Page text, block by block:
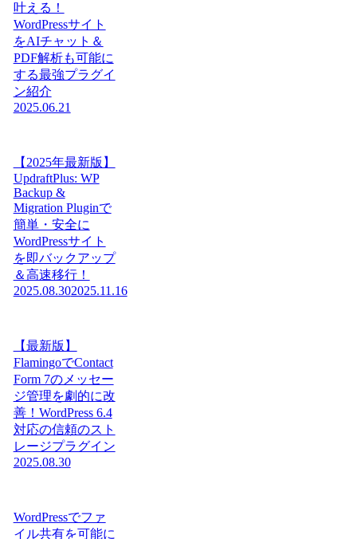
叶える！
WordPressサイト
をAIチャット＆
PDF解析も可能に
する最強プラグイ
ン紹介
2025.06.21
【2025年最新版】
UpdraftPlus: WP
Backup &
Migration Pluginで
簡単・安全に
WordPressサイト
を即バックアップ
＆高速移行！
2025.08.302025.11.16
【最新版】
FlamingoでContact
Form 7のメッセー
ジ管理を劇的に改
善！WordPress 6.4
対応の信頼のスト
レージプラグイン
2025.08.30
WordPressでファ
イル共有を可能に